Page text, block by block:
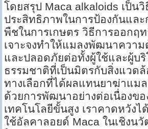
โดยสรุป Maca alkaloids เป็น
ประสิทธิภาพในการป้องกันแล
พืชในการเกษตร วิธีการออกฤ
เจาะจงทำให้แมลงพัฒนาควา
และปลอดภัยต่อทั้งผู้ใช้และผู้บ
ธรรมชาติที่เป็นมิตรกับสิ่งแวด
ทางเลือกที่ได้ผลแทนยาฆ่าแมล
ด้วยการพัฒนาอย่างต่อเนื่องข
เทคโนโลยีขั้นสูง เราคาดหวังไ
ใช้อัลคาลอยด์ Maca ในเชิงน